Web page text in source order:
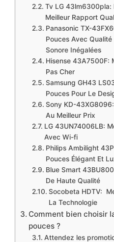
Tv LG 43lm6300pla:
Meilleur Rapport
Panasonic TX-
Pouces Avec Qualité
Sonore Inégalées
Hisense 43A7500F:
Pas Cher
Samsung GH43
Pouces Pour Le
Sony KD-
Au Meilleur Prix
LG 43UN74006LB:
Avec Wi-fi
Philips Ambilight
Pouces Élégant Et
Blue Smart
De Haute Qualité
Socobeta HDTV:
La Technologie
Comment bien choisir
pouces ?
Attendez les